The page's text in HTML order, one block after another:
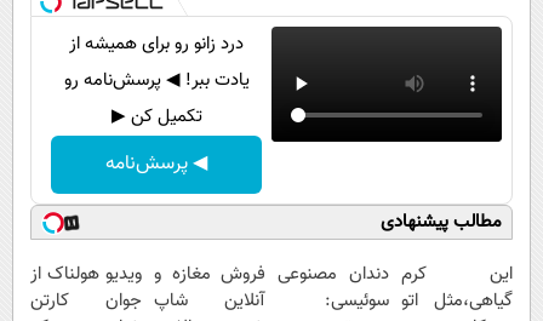
درد زانو رو برای همیشه از
یادت ببر! ◀ پرسش‌نامه رو
تکمیل کن ▶
◀ پرسش‌نامه
مطالب پیشنهادی
این کرم
گیاهی،مثل اتو
دندان مصنوعی
سوئیسی:
فروش مغازه و
آنلاین شاپ
ویدیو هولناک از
جوان کارتن